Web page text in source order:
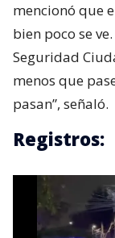
mencionó que
bien poco se
Seguridad
menos que
pasan”, señaló.
Registros: